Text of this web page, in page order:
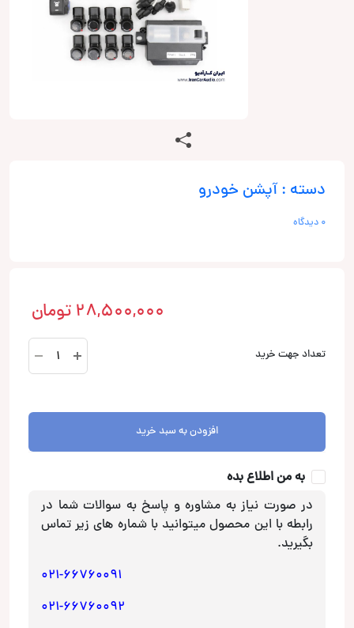
دسته : آپشن خودرو
0 دیدگاه
28,500,000 تومان
تعداد جهت خرید
سنسور
جلو
آپشن
خودرو
عدد
افزودن به سبد خرید
به من اطلاع بده
در صورت نیاز به مشاوره و پاسخ به سوالات شما در
رابطه با این محصول میتوانید با شماره های زیر تماس
بگیرید.
021-66760091
021-66760092